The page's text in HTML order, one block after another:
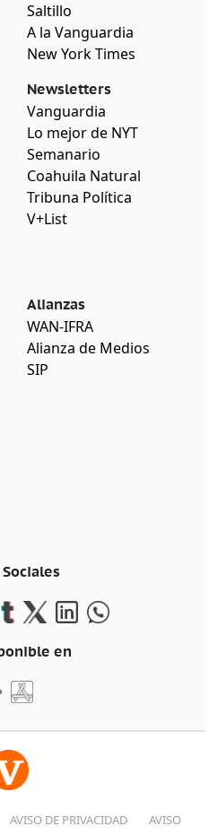
Saltillo
A la Vanguardia
New York Times
Newsletters
Vanguardia
Lo mejor de NYT
Semanario
Coahuila Natural
Tribuna Política
V+List
Alianzas
WAN-IFRA
Alianza de Medios
SIP
Sociales
en
AVISO DE PRIVACIDAD
AVISO